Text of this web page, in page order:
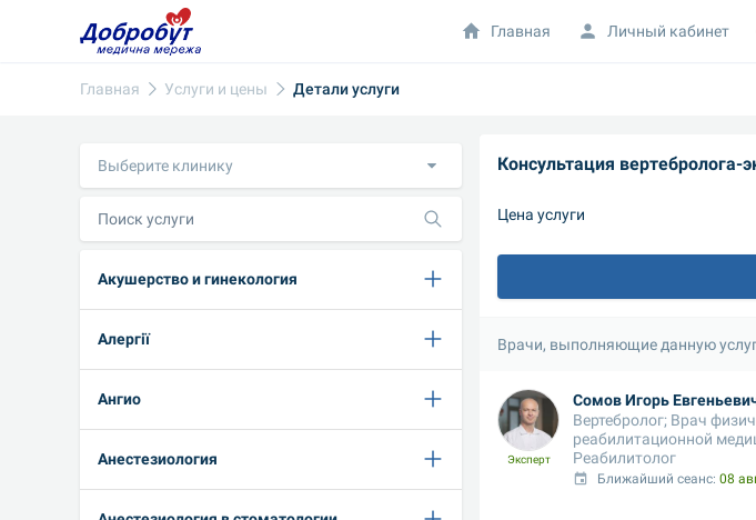
Главная Услуги и цены Детали услуги
Выберите клинику
Акушерство и гинекология
Алергії
Ангио
Анестезиология
Консультация вертебролога-
Цена услуги
Врачи, выполняющие данную
Эксперт
Сомов Игорь
Вертебролог; Врач
реабилитационной
Реабилитолог
Ближайший сеанс: 08
Главная Личный кабинет